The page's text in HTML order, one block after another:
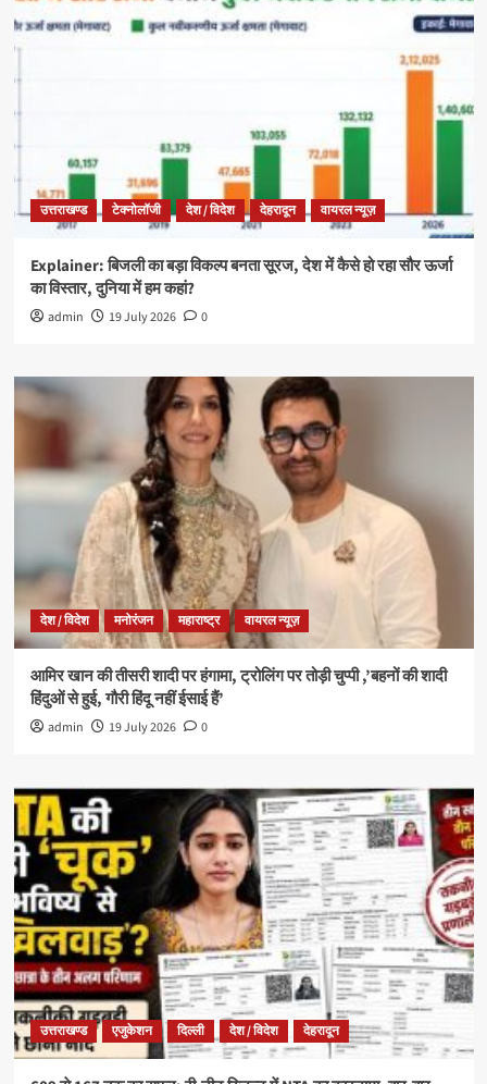
उत्तराखण्ड टेक्नोलॉजी देश / विदेश देहरादून वायरल न्यूज़
Explainer: बिजली का बड़ा विकल्प बनता सूरज, देश में कैसे हो रहा सौर ऊर्जा
का विस्तार, दुनिया में हम कहां?
admin 19 July 2026 0
देश / विदेश मनोरंजन महाराष्ट्र वायरल न्यूज़
आमिर खान की तीसरी शादी पर हंगामा, ट्रोलिंग पर तोड़ी चुप्पी ,’बहनों की शादी
हिंदुओं से हुई, गौरी हिंदू नहीं ईसाई हैं’
admin 19 July 2026 0
उत्तराखण्ड एजुकेशन दिल्ली देश / विदेश देहरादून